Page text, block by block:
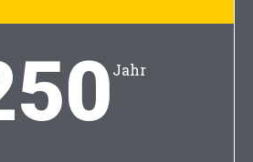
Jahr